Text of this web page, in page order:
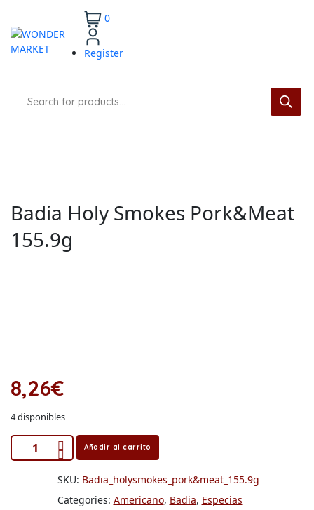
0
Register
Badia Holy Smokes Pork&Meat
155.9g
8,26€
4 disponibles
Añadir al carrito
SKU: Badia_holysmokes_pork&meat_155.9g
Categories: Americano, Badia, Especias